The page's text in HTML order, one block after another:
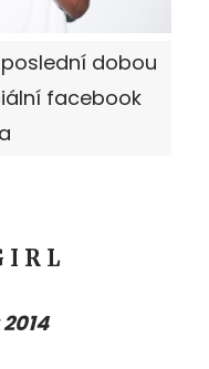
dobou
facebook
R L